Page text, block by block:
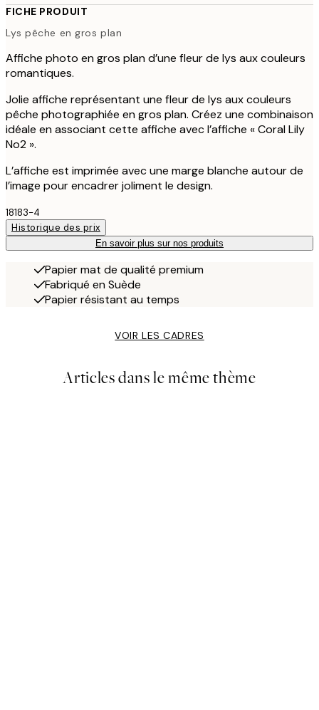
FICHE PRODUIT
Lys pêche en gros plan
Affiche photo en gros plan d’une fleur de lys aux couleurs
romantiques.
Jolie affiche représentant une fleur de lys aux couleurs
pêche photographiée en gros plan. Créez une combinaison
idéale en associant cette affiche avec l’affiche « Coral Lily
No2 ».
L’affiche est imprimée avec une marge blanche autour de
l’image pour encadrer joliment le design.
18183-4
Historique des prix
En savoir plus sur nos produits
Papier mat de qualité premium
Fabriqué en Suède
Papier résistant au temps
VOIR LES CADRES
Articles dans le même thème